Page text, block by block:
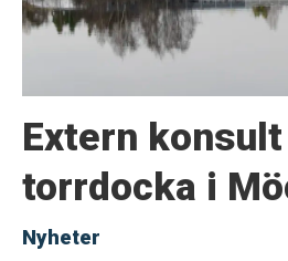
Extern
torrdocka i
Nyheter